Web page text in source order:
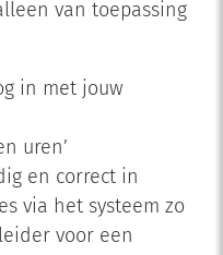
van toepassing
in met jouw
uren’
en correct in
via het systeem zo
voor een